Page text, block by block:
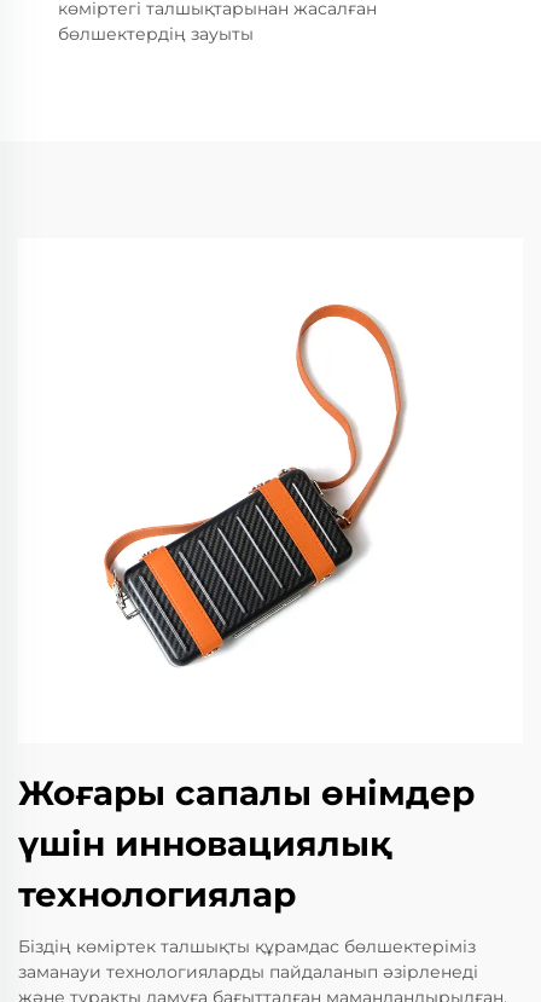
көміртегі талшықтарынан жасалған
бөлшектердің зауыты
Жоғары сапалы өнімдер
үшін инновациялық
технологиялар
Біздің көміртек талшықты құрамдас бөлшектеріміз
заманауи технологияларды пайдаланып әзірленеді
және тұрақты дамуға бағытталған мамандандырылған,